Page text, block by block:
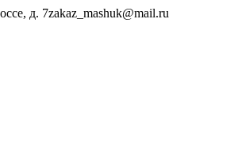
д. 7zakaz_mashuk@mail.ru